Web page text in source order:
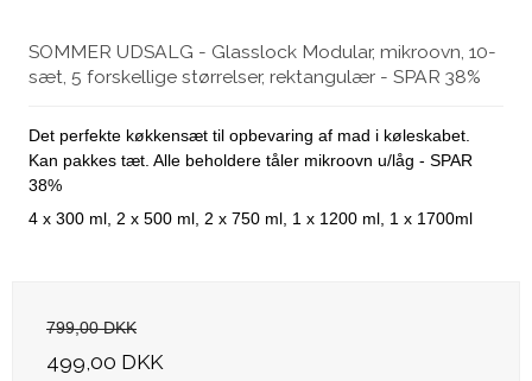
SOMMER UDSALG - Glasslock Modular, mikroovn, 10-
sæt, 5 forskellige størrelser, rektangulær - SPAR 38%
Det perfekte køkkensæt til opbevaring af mad i køleskabet.
Kan pakkes tæt. Alle beholdere tåler mikroovn u/låg - SPAR
38%
4 x 300 ml, 2 x 500 ml, 2 x 750 ml, 1 x 1200 ml, 1 x 1700ml
799,00 DKK
499,00 DKK